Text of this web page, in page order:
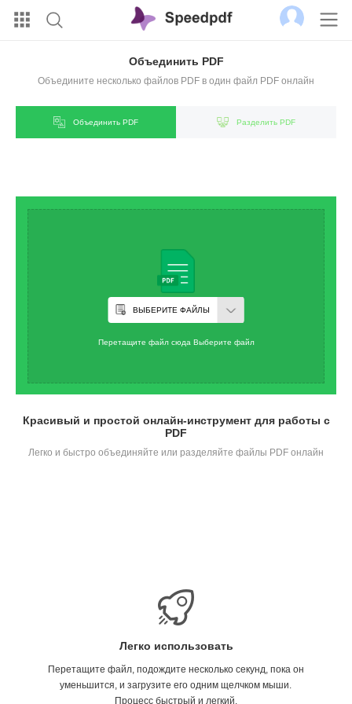
Объединить PDF
Объедините несколько файлов PDF в один файл PDF онлайн
Объединить PDF Разделить PDF
ВЫБЕРИТЕ ФАЙЛЫ
Перетащите файл сюда Выберите файл
Красивый и простой онлайн-инструмент для работы с
PDF
Легко и быстро объединяйте или разделяйте файлы PDF онлайн
Легко использовать
Перетащите файл, подождите несколько секунд, пока он
уменьшится, и загрузите его одним щелчком мыши.
Процесс быстрый и легкий.